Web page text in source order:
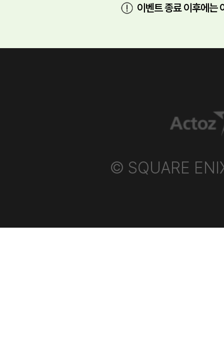
이벤트 종료 이후에는
© SQUARE